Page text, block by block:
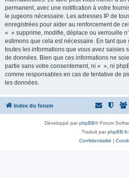
permanent, avec une notification à votre
le jugeons nécessaire. Les adresses IP de
enregistrées pour aider au renforcement de
« » supprime, modifie, déplace ou verrouille
estimons que cela est nécessaire. En tant que
toutes les informations que vous avez saisies
de données. Bien que ces informations ne
partie sans votre consentement, ni « », ni
comme responsables en cas de tentative de
les données.
Index du forum
Développé parphpBB® Forum
Traduit parphpBB-
Confidentialité |